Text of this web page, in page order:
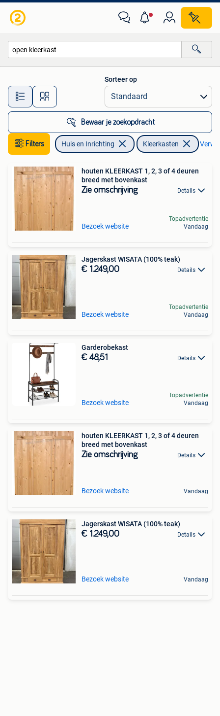
Alle afstanden…
Sorteer op
Bewaar je zoekopdracht
Filters Huis en Inrichting Kleerkasten
houten KLEERKAST 1, 2, 3 of 4 deuren
breed met bovenkast
Zie omschrijving Details
Bezoek website
Topadvertentie
Vandaag
Jagerskast WISATA (100% teak)
€ 1.249,00 Details
Bezoek website
Topadvertentie
Vandaag
Garderobekast
€ 48,51 Details
Bezoek website
Topadvertentie
Vandaag
houten KLEERKAST 1, 2, 3 of 4 deuren
breed met bovenkast
Zie omschrijving Details
Bezoek website Vandaag
Jagerskast WISATA (100% teak)
€ 1.249,00 Details
Bezoek website Vandaag